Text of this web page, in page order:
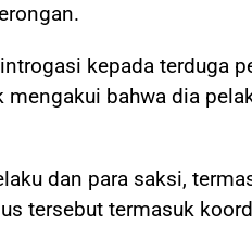
kepada terduga
bahwa dia
dan para saksi,
tersebut termasuk